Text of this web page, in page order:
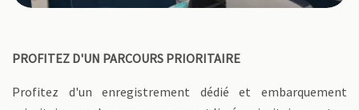
PROFITEZ D'UN PARCOURS PRIORITAIRE
Profitez d'un enregistrement dédié et embarquement